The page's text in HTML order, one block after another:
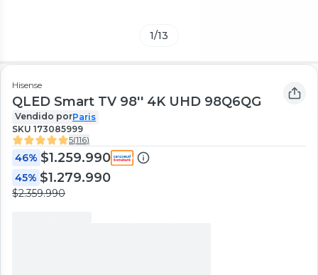
1/13
Hisense
QLED Smart TV 98'' 4K UHD 98Q6QG
Vendido porParis
SKU 173085999
5(116)
46% $1.259.990
45% $1.279.990
$2.359.990